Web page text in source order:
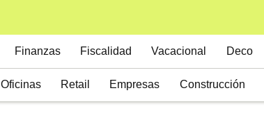
Oficinas Retail Empresas Construcción
Finanzas Fiscalidad Vacacional Deco